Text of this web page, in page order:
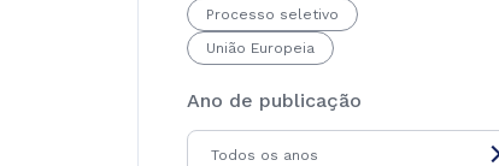
Processo seletivo
União Europeia
Ano de publicação